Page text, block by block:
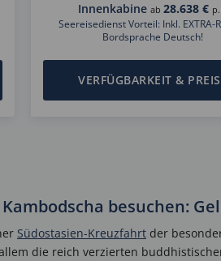
Minh Stadt, Bangkok, Singapur,
Aqaba, Alexandria, Athen, Syrakus,
Mallorca, Málaga, Porto, Dover/
Innenkabine ab 28.638 €
Seereisedienst Vorteil: Inkl. EXTRA-
Bordsprache Deutsch!
VERFÜGBARKEIT &
besuchen:
Südostasien-Kreuzfahrt der
die reich verzierten